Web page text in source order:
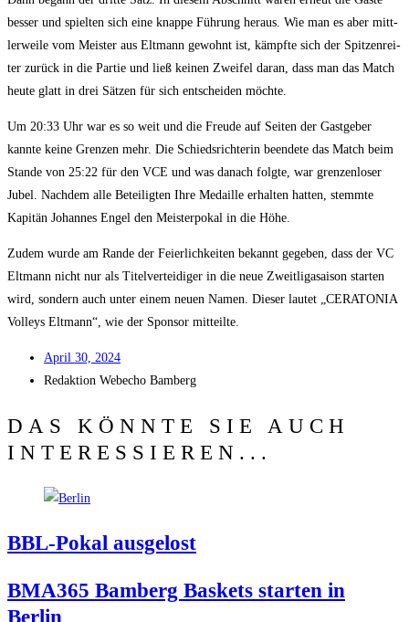
bes­ser und spiel­ten sich eine knap­pe Füh­rung her­aus. Wie man es aber mitt­
ler­wei­le vom Meis­ter aus Elt­mann gewohnt ist, kämpf­te sich der Spit­zen­rei­
ter zurück in die Par­tie und ließ kei­nen Zwei­fel dar­an, dass man das Match
heu­te glatt in drei Sät­zen für sich ent­schei­den möchte.
Um 20:33 Uhr war es so weit und die Freu­de auf Sei­ten der Gast­ge­ber
kann­te kei­ne Gren­zen mehr. Die Schieds­rich­te­rin been­de­te das Match beim
Stan­de von 25:22 für den VCE und was danach folg­te, war gren­zen­lo­ser
Jubel. Nach­dem alle Betei­lig­ten Ihre Medail­le erhal­ten hat­ten, stemm­te
Kapi­tän Johan­nes Engel den Meis­ter­po­kal in die Höhe.
Zudem wur­de am Ran­de der Fei­er­lich­kei­ten bekannt gege­ben, dass der VC
Elt­mann nicht nur als Titel­ver­tei­di­ger in die neue Zweit­li­ga­sai­son star­ten
wird, son­dern auch unter einem neu­en Namen. Die­ser lau­tet „CERATONIA
Vol­leys Elt­mann“, wie der Spon­sor mitteilte.
April 30, 2024
Redak­ti­on Web­echo Bamberg
DAS KÖNNTE SIE AUCH
INTERESSIEREN...
BBL-Pokal aus­ge­lost
BMA365 Bam­berg Bas­kets star­ten in
Berlin